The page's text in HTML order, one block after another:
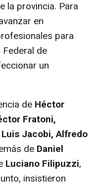
la provincia. Para
en
para
de
un
de Héctor
Fratoni,
Jacobi, Alfredo
de Daniel
Luciano Filipuzzi,
insistieron